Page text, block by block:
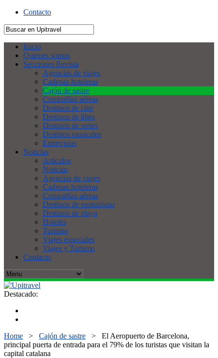
Contacto
Inicio
Quienes somos
Secciones Revista
Agencias de viajes
Cadenas hoteleras
Cajón de sastre
Compañías aéreas
Destinos de cine
Destinos de libro
Destinos de series
Destinos musicales
Entrevistas
Noticias
Artículos
Noticias
Agencias de viajes
Cadenas hoteleras
Compañías aéreas
Destinos de enoturismo
Destinos de playa
Hoteles
Turismo
Viajes especiales
Viajes y Turismo
Contacto
Destacado:
Home > Cajón de sastre > El Aeropuerto de Barcelona,
principal puerta de entrada para el 79% de los turistas que visitan la
capital catalana